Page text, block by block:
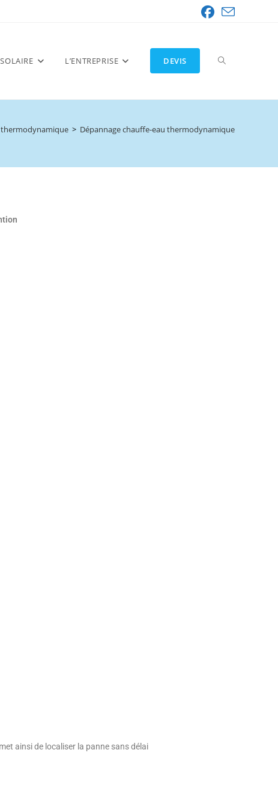
L’ENTREPRISE DEVIS TOGGLE
WEBSITE
> Dépannage chauffe-eau thermodynamique
ainsi de localiser la panne sans délai